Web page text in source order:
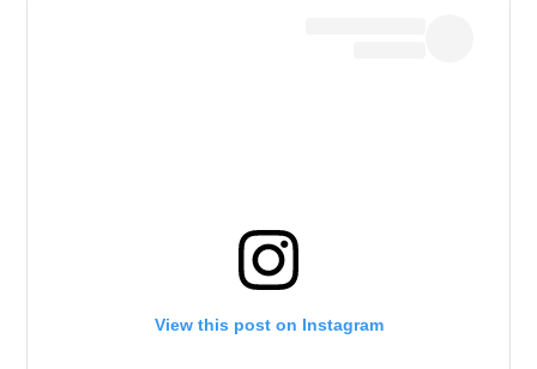
View this post on Instagram